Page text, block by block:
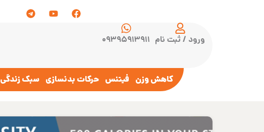
ورود / ثبت نام ۰۹۳۹۵۹۱۳۹۱۱
کاهش وزن فیتنس حرکات بدنسازی سبک زندگی